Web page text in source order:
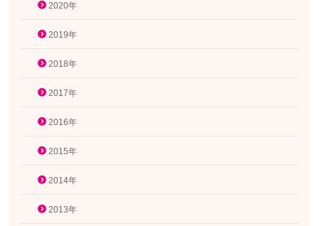
2020年
2019年
2018年
2017年
2016年
2015年
2014年
2013年